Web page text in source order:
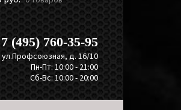
(495) 760-35-95
д. 16/10
Пн-Пт: 10:00 - 21:00
Сб-Вс: 10:00 - 20:00